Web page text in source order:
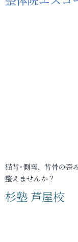
猫背･側弯、背骨の歪
整えませんか？
杉塾 芦屋校